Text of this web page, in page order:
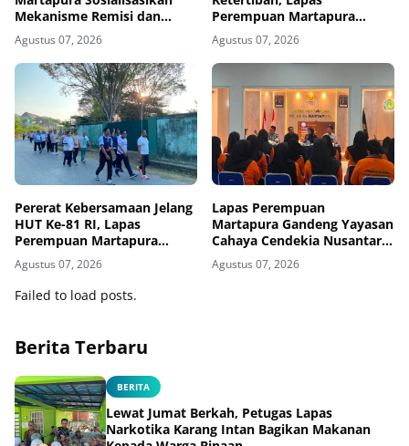
Mekanisme Remisi dan
Integrasi kepada Warga
Binaan
Agustus 07, 2026
Perempuan Martapura
Intensifkan Razia di Blok
Maximum Security
Agustus 07, 2026
Pererat Kebersamaan Jelang
HUT Ke-81 RI, Lapas
Perempuan Martapura
Meriahkan Fun Walk
Bersama Kakanwil
Agustus 07, 2026
Lapas Perempuan
Martapura Gandeng Yayasan
Cahaya Cendekia Nusantara
Tingkatkan Literasi Hukum
Warga Binaan
Agustus 07, 2026
Failed to load posts.
Berita Terbaru
BERITA
Lewat Jumat Berkah, Petugas Lapas
Narkotika Karang Intan Bagikan Makanan